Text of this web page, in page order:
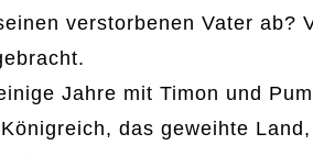
verstorbenen Vater ab?
Jahre mit Timon und
das geweihte